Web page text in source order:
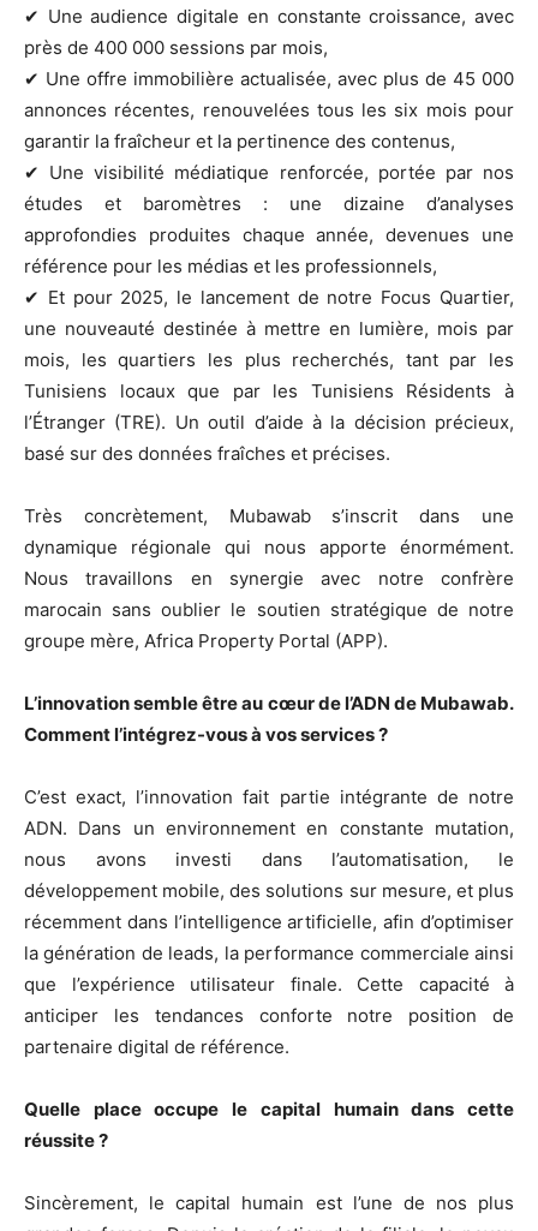
✔ Une audience digitale en constante croissance, avec
près de 400 000 sessions par mois,
✔ Une offre immobilière actualisée, avec plus de 45 000
annonces récentes, renouvelées tous les six mois pour
garantir la fraîcheur et la pertinence des contenus,
✔ Une visibilité médiatique renforcée, portée par nos
études et baromètres : une dizaine d’analyses
approfondies produites chaque année, devenues une
référence pour les médias et les professionnels,
✔ Et pour 2025, le lancement de notre Focus Quartier,
une nouveauté destinée à mettre en lumière, mois par
mois, les quartiers les plus recherchés, tant par les
Tunisiens locaux que par les Tunisiens Résidents à
l’Étranger (TRE). Un outil d’aide à la décision précieux,
basé sur des données fraîches et précises.
Très concrètement, Mubawab s’inscrit dans une
dynamique régionale qui nous apporte énormément.
Nous travaillons en synergie avec notre confrère
marocain sans oublier le soutien stratégique de notre
groupe mère, Africa Property Portal (APP).
L’innovation semble être au cœur de l’ADN de Mubawab.
Comment l’intégrez-vous à vos services ?
C’est exact, l’innovation fait partie intégrante de notre
ADN. Dans un environnement en constante mutation,
nous avons investi dans l’automatisation, le
développement mobile, des solutions sur mesure, et plus
récemment dans l’intelligence artificielle, afin d’optimiser
la génération de leads, la performance commerciale ainsi
que l’expérience utilisateur finale. Cette capacité à
anticiper les tendances conforte notre position de
partenaire digital de référence.
Quelle place occupe le capital humain dans cette
réussite ?
Sincèrement, le capital humain est l’une de nos plus